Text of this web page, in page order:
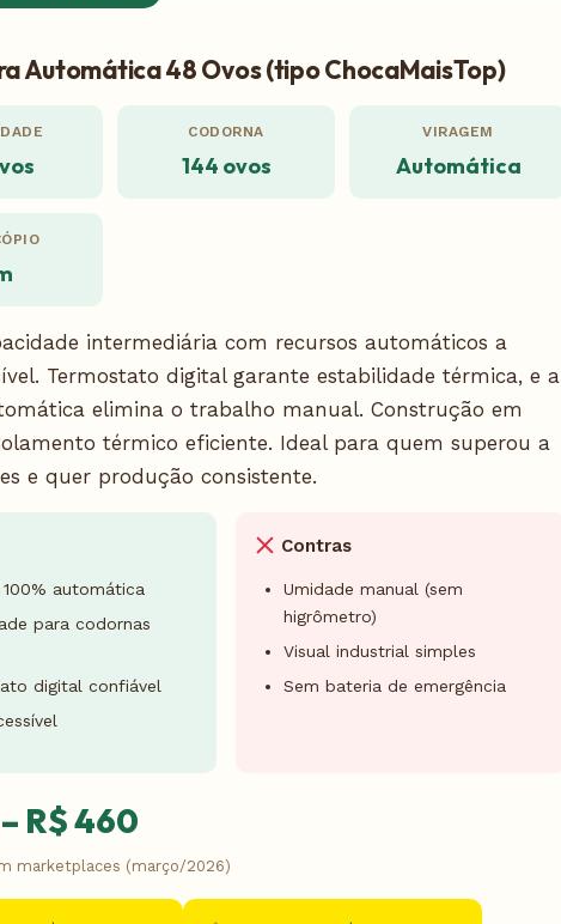
Automática 48 Ovos (tipo ChocaMaisTop)
CODORNA
144 ovos
VIRAGEM
Automática
intermediária com recursos automáticos a
Termostato digital garante estabilidade térmica, e a
elimina o trabalho manual. Construção em
térmico eficiente. Ideal para quem superou a
e quer produção consistente.
100% automática
para codornas
digital confiável
Contras
Umidade manual (sem
higrômetro)
Visual industrial simples
Sem bateria de emergência
R$ 460
marketplaces (março/2026)